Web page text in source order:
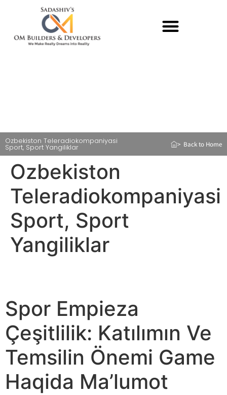
Ozbekiston Teleradiokompaniyasi
Sport, Sport Yangiliklar > Back to Home
Ozbekiston
Teleradiokompaniyasi
Sport, Sport
Yangiliklar
Spor Empieza
Çeşitlilik: Katılımın Ve
Temsilin Önemi Game
Haqida Ma’lumot